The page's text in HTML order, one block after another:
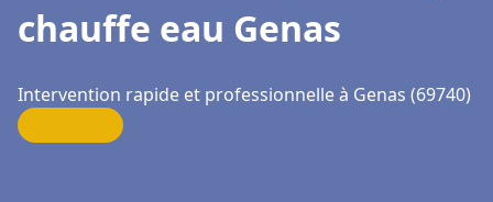
chauffe eau Genas
Intervention rapide et professionnelle à Genas (69740)